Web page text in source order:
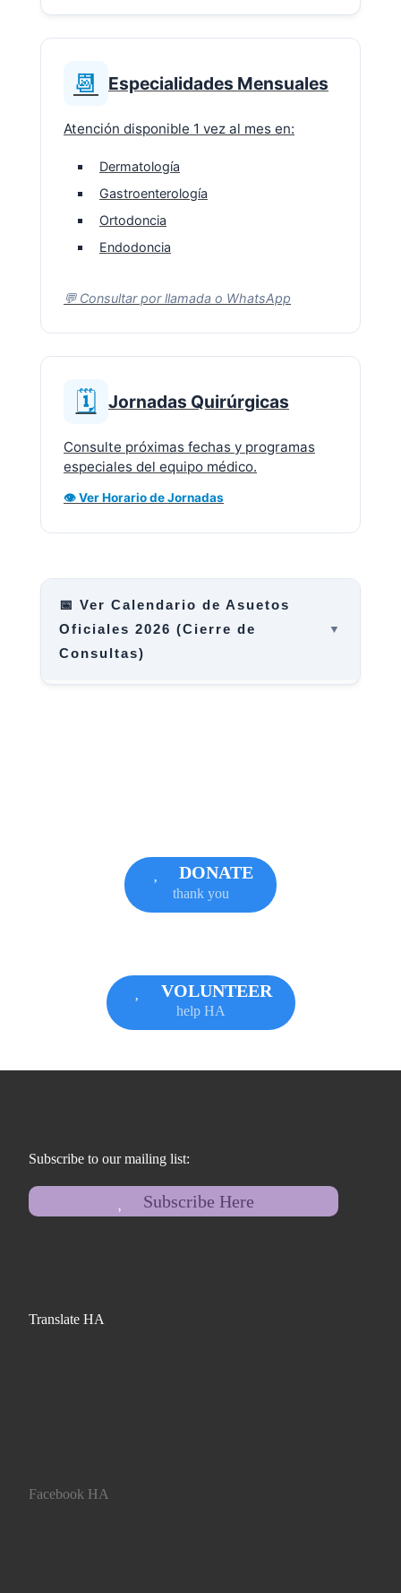
📆 Especialidades Mensuales
Atención disponible 1 vez al mes en:
Dermatología
Gastroenterología
Ortodoncia
Endodoncia
💬 Consultar por llamada o WhatsApp
🗓️ Jornadas Quirúrgicas
Consulte próximas fechas y programas
especiales del equipo médico.
👁️ Ver Horario de Jornadas
📅 Ver Calendario de Asuetos
Oficiales 2026 (Cierre de
Consultas)
DONATE
thank you
VOLUNTEER
help HA
Subscribe to our mailing list:
Subscribe Here
Translate HA
Facebook HA